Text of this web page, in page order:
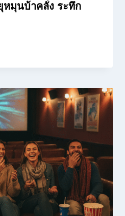
หมุนบ้าคลั่ง ระทึก